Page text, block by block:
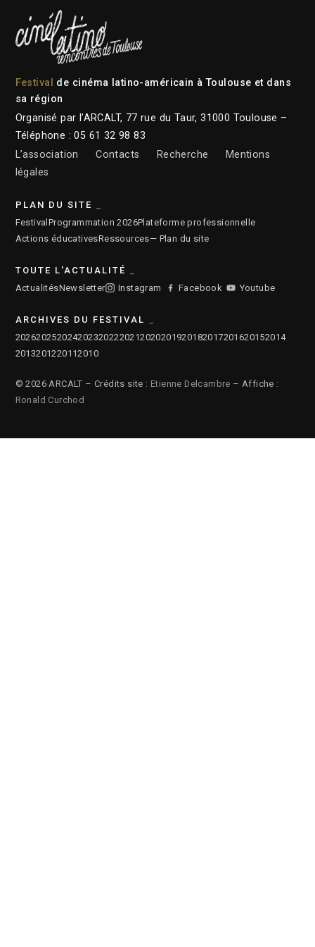
Festival
de cinéma latino-américain à Toulouse et dans
sa région
Organisé par l’ARCALT, 77 rue du Taur, 31000 Toulouse –
Téléphone : 05 61 32 98 83
L’association
Contacts Recherche
Mentions
légales
PLAN DU SITE
FestivalProgrammation 2026Plateforme professionnelle
Actions éducativesRessources— Plan du site
TOUTE L'ACTUALITÉ
ActualitésNewsletter Instagram Facebook Youtube
ARCHIVES DU FESTIVAL
2026202520242023202220212020201920182017201620152014
2013201220112010
© 2026 ARCALT – Crédits site : Etienne Delcambre – Affiche :
Ronald Curchod